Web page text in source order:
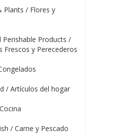
Plants / Flores y
Perishable Products /
Frescos y Perecederos
/ Artículos del hogar
/ Carne y Pescado